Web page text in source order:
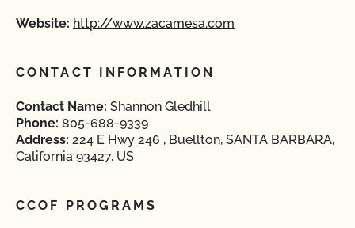
Website: http://www.zacamesa.com
CONTACT INFORMATION
Contact Name: Shannon Gledhill
Phone: 805-688-9339
Address: 224 E Hwy 246 , Buellton, SANTA BARBARA,
California 93427, US
CCOF PROGRAMS